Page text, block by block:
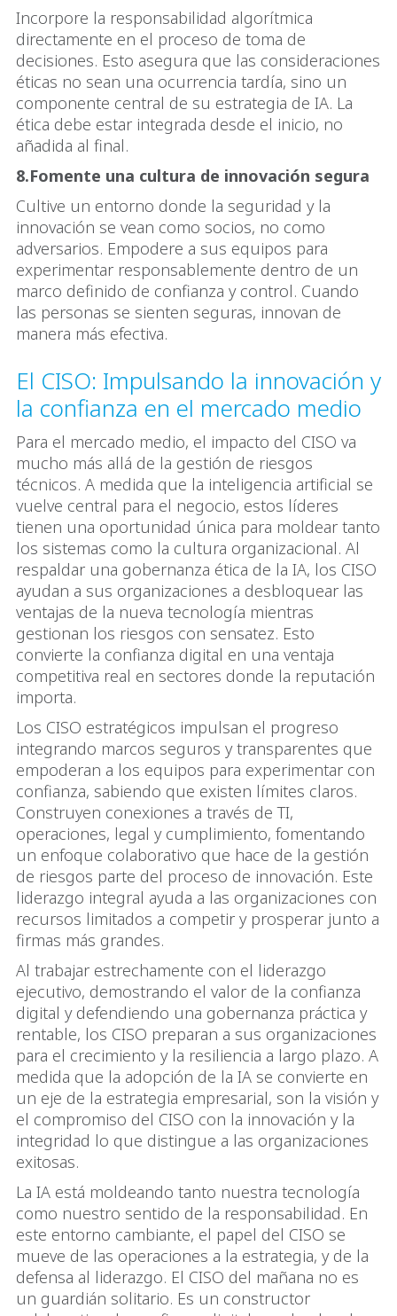
Incorpore la responsabilidad algorítmica
directamente en el proceso de toma de
decisiones. Esto asegura que las consideraciones
éticas no sean una ocurrencia tardía, sino un
componente central de su estrategia de IA. La
ética debe estar integrada desde el inicio, no
añadida al final.
8.Fomente una cultura de innovación segura
Cultive un entorno donde la seguridad y la
innovación se vean como socios, no como
adversarios. Empodere a sus equipos para
experimentar responsablemente dentro de un
marco definido de confianza y control. Cuando
las personas se sienten seguras, innovan de
manera más efectiva.
El CISO: Impulsando la innovación y
la confianza en el mercado medio
Para el mercado medio, el impacto del CISO va
mucho más allá de la gestión de riesgos
técnicos. A medida que la inteligencia artificial se
vuelve central para el negocio, estos líderes
tienen una oportunidad única para moldear tanto
los sistemas como la cultura organizacional. Al
respaldar una gobernanza ética de la IA, los CISO
ayudan a sus organizaciones a desbloquear las
ventajas de la nueva tecnología mientras
gestionan los riesgos con sensatez. Esto
convierte la confianza digital en una ventaja
competitiva real en sectores donde la reputación
importa.
Los CISO estratégicos impulsan el progreso
integrando marcos seguros y transparentes que
empoderan a los equipos para experimentar con
confianza, sabiendo que existen límites claros.
Construyen conexiones a través de TI,
operaciones, legal y cumplimiento, fomentando
un enfoque colaborativo que hace de la gestión
de riesgos parte del proceso de innovación. Este
liderazgo integral ayuda a las organizaciones con
recursos limitados a competir y prosperar junto a
firmas más grandes.
Al trabajar estrechamente con el liderazgo
ejecutivo, demostrando el valor de la confianza
digital y defendiendo una gobernanza práctica y
rentable, los CISO preparan a sus organizaciones
para el crecimiento y la resiliencia a largo plazo. A
medida que la adopción de la IA se convierte en
un eje de la estrategia empresarial, son la visión y
el compromiso del CISO con la innovación y la
integridad lo que distingue a las organizaciones
exitosas.
La IA está moldeando tanto nuestra tecnología
como nuestro sentido de la responsabilidad. En
este entorno cambiante, el papel del CISO se
mueve de las operaciones a la estrategia, y de la
defensa al liderazgo. El CISO del mañana no es
un guardián solitario. Es un constructor